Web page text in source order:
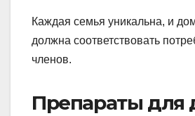
Каждая семья уникальна, и
должна соответствовать
членов.
Препараты для